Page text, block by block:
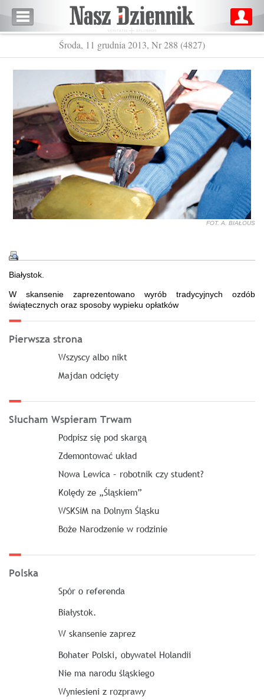
Środa, 11 grudnia 2013, Nr 288 (4827)
FOT. A. BIAŁOUS
Białystok.
W skansenie zaprezentowano wyrób tradycyjnych ozdób
świątecznych oraz sposoby wypieku opłatków
Pierwsza strona
Wszyscy albo nikt
Majdan odcięty
Słucham Wspieram Trwam
Podpisz się pod skargą
Zdemontować układ
Nowa Lewica – robotnik czy student?
Kolędy ze „Śląskiem”
WSKSiM na Dolnym Śląsku
Boże Narodzenie w rodzinie
Polska
Spór o referenda
Białystok.
W skansenie zaprez
Bohater Polski, obywatel Holandii
Nie ma narodu śląskiego
Wyniesieni z rozprawy